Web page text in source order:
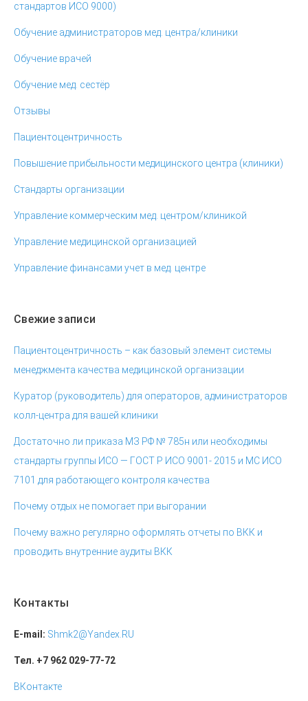
стандартов ИСО 9000)
Обучение администраторов мед. центра/клиники
Обучение врачей
Обучение мед. сестёр
Отзывы
Пациентоцентричность
Повышение прибыльности медицинского центра (клиники)
Стандарты организации
Управление коммерческим мед. центром/клиникой
Управление медицинской организацией
Управление финансами учет в мед. центре
Свежие записи
Пациентоцентричность – как базовый элемент системы
менеджмента качества медицинской организации
Куратор (руководитель) для операторов, администраторов
колл-центра для вашей клиники
Достаточно ли приказа МЗ РФ № 785н или необходимы
стандарты группы ИСО — ГОСТ Р ИСО 9001- 2015 и МС ИСО
7101 для работающего контроля качества
Почему отдых не помогает при выгорании
Почему важно регулярно оформлять отчеты по ВКК и
проводить внутренние аудиты ВКК
Контакты
E-mail: Shmk2@Yandex.RU
Тел. +7 962 029-77-72
ВКонтакте